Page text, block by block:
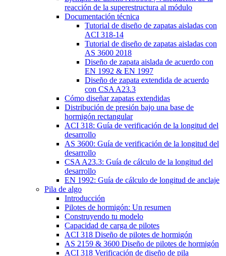
reacción de la superestructura al módulo
Documentación técnica
Tutorial de diseño de zapatas aisladas con
ACI 318-14
Tutorial de diseño de zapatas aisladas con
AS 3600 2018
Diseño de zapata aislada de acuerdo con
EN 1992 & EN 1997
Diseño de zapata extendida de acuerdo
con CSA A23.3
Cómo diseñar zapatas extendidas
Distribución de presión bajo una base de
hormigón rectangular
ACI 318: Guía de verificación de la longitud del
desarrollo
AS 3600: Guía de verificación de la longitud del
desarrollo
CSA A23.3: Guía de cálculo de la longitud del
desarrollo
EN 1992: Guía de cálculo de longitud de anclaje
Pila de algo
Introducción
Pilotes de hormigón: Un resumen
Construyendo tu modelo
Capacidad de carga de pilotes
ACI 318 Diseño de pilotes de hormigón
AS 2159 & 3600 Diseño de pilotes de hormigón
ACI 318 Verificación de diseño de pila